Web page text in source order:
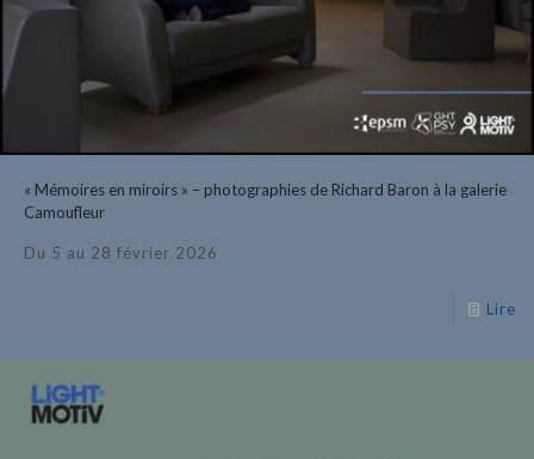
« Mémoires en miroirs » – photographies de Richard Baron à la galerie
Camoufleur
Du 5 au 28 février 2026
Lire